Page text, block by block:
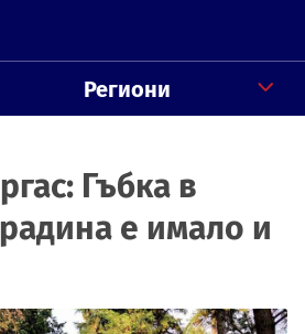
Региони
Гъбка в
е имало и